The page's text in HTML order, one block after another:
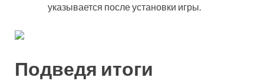
указывается после установки игры.
Подведя итоги